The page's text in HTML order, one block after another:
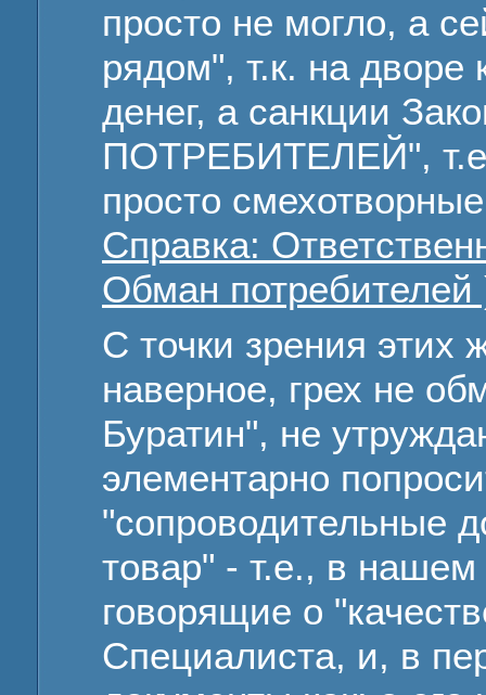
просто не могло, а
рядом", т.к. на дворе
денег, а санкции
ПОТРЕБИТЕЛЕЙ",
просто
Справка:
Обман потребителей
С точки зрения этих
наверное, грех не
Буратин", не
элементарно
"сопроводительные
товар" - т.е., в
говорящие о
Специалиста, и, в